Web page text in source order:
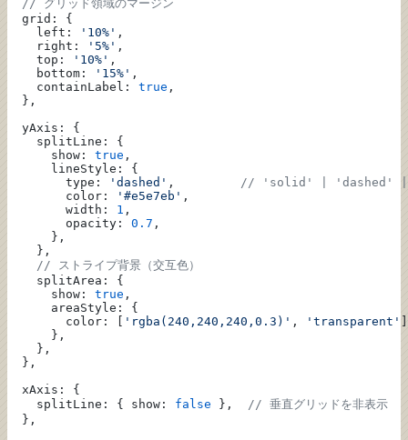
  // グリッド領域のマージン
  grid: {
    left:
'10%' ,
    right:
'5%' ,
    top:
'10%' ,
    bottom:
'15%' ,
    containLabel:
true ,
  },
  yAxis: {
    splitLine: {
      show:
true ,
      lineStyle: {
        type:
'dashed' , // 'solid' | 'dashed'
        color:
'#e5e7eb' ,
        width:
1 ,
        opacity:
0.7 ,
      },
    },
    // ストライプ背景（交互色）
    splitArea: {
      show:
true ,
      areaStyle: {
        color: [
'rgba(240,240,240,0.3)' , 'transparent'
      },
    },
  },
  xAxis: {
    splitLine: { show:
false }, // 垂直グリッドを非表示
  },